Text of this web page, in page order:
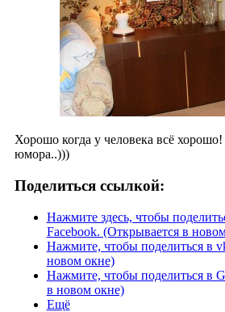
Хорошо когда у человека всё
юмора..)))
Поделиться ссылкой:
Нажмите здесь, чтобы
Facebook. (Открывается в
Нажмите, чтобы поделиться в
новом окне)
Нажмите, чтобы поделиться в
в новом окне)
Ещё